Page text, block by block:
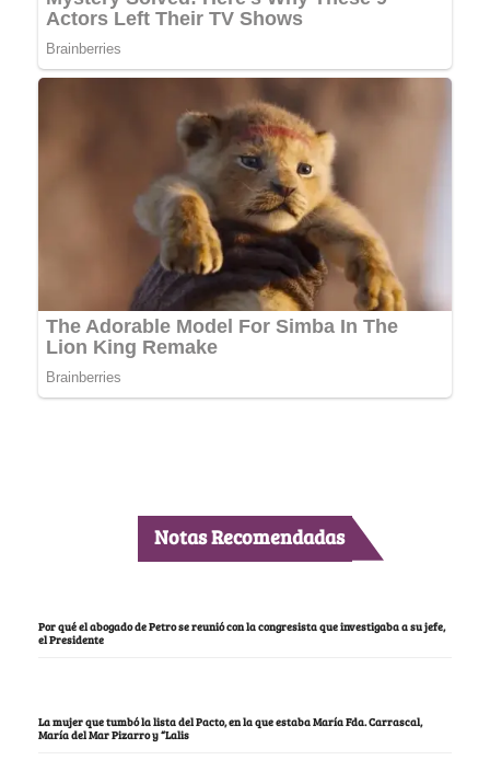
Notas Recomendadas
Por qué el abogado de Petro se reunió con la congresista que investigaba a su jefe,
el Presidente
La mujer que tumbó la lista del Pacto, en la que estaba María Fda. Carrascal,
María del Mar Pizarro y “Lalis